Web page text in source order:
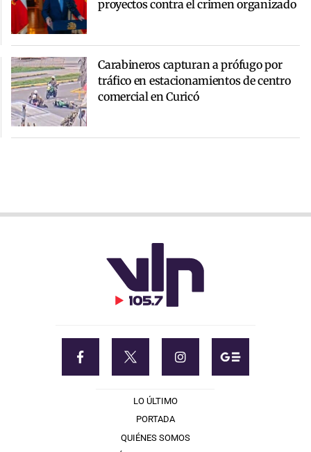
proyectos contra el crimen organizado
Carabineros capturan a prófugo por
tráfico en estacionamientos de centro
comercial en Curicó
LO ÚLTIMO
PORTADA
QUIÉNES SOMOS